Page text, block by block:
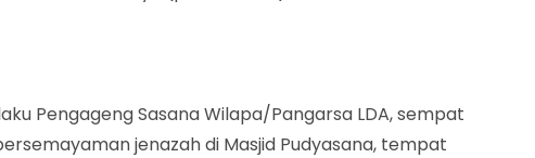
Pengageng Sasana Wilapa/Pangarsa LDA, sempat
jenazah di Masjid Pudyasana, tempat